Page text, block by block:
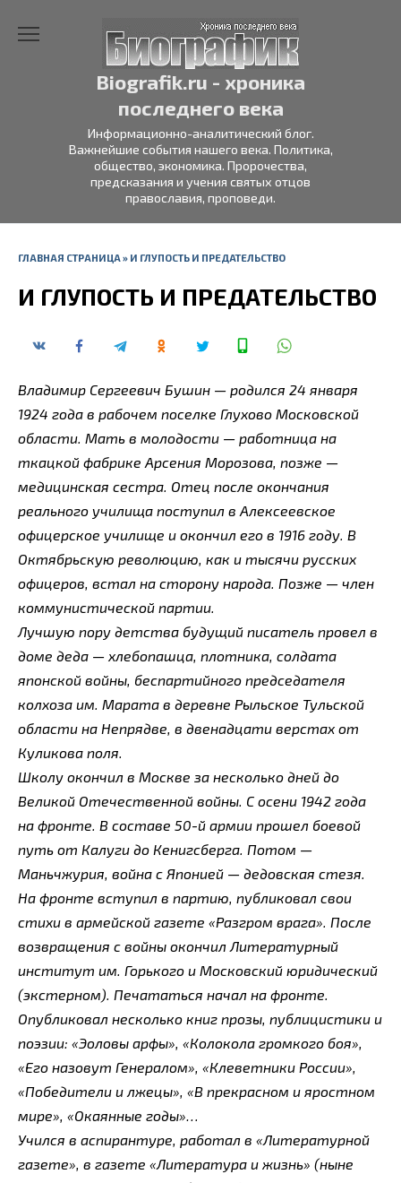
Biografik.ru - хроника
последнего века
Информационно-аналитический блог.
Важнейшие события нашего века. Политика,
общество, экономика. Пророчества,
предсказания и учения святых отцов
православия, проповеди.
ГЛАВНАЯ СТРАНИЦА» И ГЛУПОСТЬ И ПРЕДАТЕЛЬСТВО
И ГЛУПОСТЬ И ПРЕДАТЕЛЬСТВО
Владимир Сергеевич Бушин — родился 24 января
1924 года в рабочем поселке Глухово Московской
области. Мать в молодости — работница на
ткацкой фабрике Арсения Морозова, позже —
медицинская сестра. Отец после окончания
реального училища поступил в Алексеевское
офицерское училище и окончил его в 1916 году. В
Октябрьскую революцию, как и тысячи русских
офицеров, встал на сторону народа. Позже — член
коммунистической партии.
Лучшую пору детства будущий писатель провел в
доме деда — хлебопашца, плотника, солдата
японской войны, беспартийного председателя
колхоза им. Марата в деревне Рыльское Тульской
области на Непрядве, в двенадцати верстах от
Куликова поля.
Школу окончил в Москве за несколько дней до
Великой Отечественной войны. С осени 1942 года
на фронте. В составе 50-й армии прошел боевой
путь от Калуги до Кенигсберга. Потом —
Маньчжурия, война с Японией — дедовская стезя.
На фронте вступил в партию, публиковал свои
стихи в армейской газете «Разгром врага». После
возвращения с войны окончил Литературный
институт им. Горького и Московский юридический
(экстерном). Печататься начал на фронте.
Опубликовал несколько книг прозы, публицистики и
поэзии: «Эоловы арфы», «Колокола громкого боя»,
«Его назовут Генералом», «Клеветники России»,
«Победители и лжецы», «В прекрасном и яростном
мире», «Окаянные годы»…
Учился в аспирантуре, работал в «Литературной
газете», в газете «Литература и жизнь» (ныне